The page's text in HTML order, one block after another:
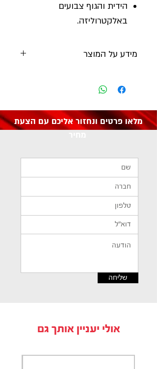
הידית והגוף צבועים
באלקטרוליזה.
מידע על המוצר
מלאו פרטים ונחזור אליכם עם הצעת
שליחה
אולי יעניין אותך גם